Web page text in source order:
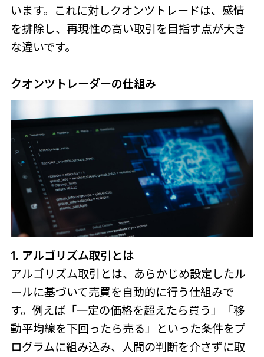
います。これに対しクオンツトレードは、感情
を排除し、再現性の高い取引を目指す点が大き
な違いです。
クオンツトレーダーの仕組み
1. アルゴリズム取引とは
アルゴリズム取引とは、あらかじめ設定したル
ールに基づいて売買を自動的に行う仕組みで
す。例えば「一定の価格を超えたら買う」「移
動平均線を下回ったら売る」といった条件をプ
ログラムに組み込み、人間の判断を介さずに取